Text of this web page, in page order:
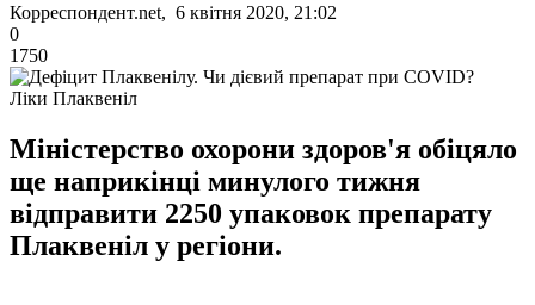
Корреспондент.net, 6 квітня 2020, 21:02
0
1750
Ліки Плаквеніл
Міністерство охорони здоров'я обіцяло
ще наприкінці минулого тижня
відправити 2250 упаковок препарату
Плаквеніл у регіони.